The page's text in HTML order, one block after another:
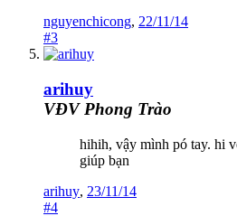
nguyenchicong, 22/11/14
#3
arihuy
VĐV Phong Trào
hihih, vậy mình pó tay. hi
giúp bạn
arihuy, 23/11/14
#4